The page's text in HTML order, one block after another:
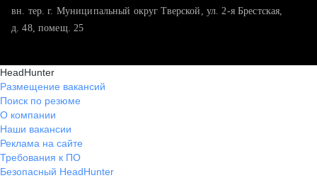
вн. тер. г. Муниципальный округ Тверской, ул. 2-я Брестская,
д. 48, помещ. 25
HeadHunter
Размещение вакансий
Поиск по резюме
О компании
Наши вакансии
Реклама на сайте
Требования к ПО
Безопасный HeadHunter